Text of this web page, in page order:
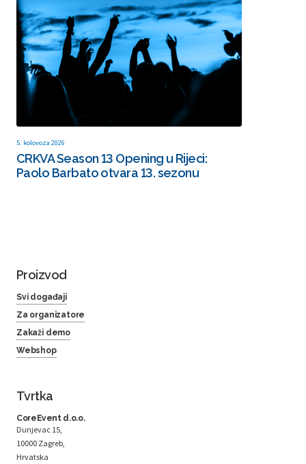
5. kolovoza 2026
CRKVA Season 13 Opening u Rijeci:
Paolo Barbato otvara 13. sezonu
Proizvod
Svi događaji
Za organizatore
Zakaži demo
Webshop
Tvrtka
CoreEvent d.o.o.
Dunjevac 15,
10000 Zagreb,
Hrvatska